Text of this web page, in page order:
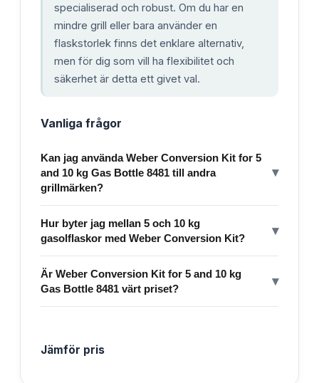
specialiserad och robust. Om du har en
mindre grill eller bara använder en
flaskstorlek finns det enklare alternativ,
men för dig som vill ha flexibilitet och
säkerhet är detta ett givet val.
Vanliga frågor
Kan jag använda Weber Conversion Kit for 5
and 10 kg Gas Bottle 8481 till andra
grillmärken?
▾
Hur byter jag mellan 5 och 10 kg
gasolflaskor med Weber Conversion Kit?
▾
Är Weber Conversion Kit for 5 and 10 kg
Gas Bottle 8481 värt priset?
▾
Jämför pris